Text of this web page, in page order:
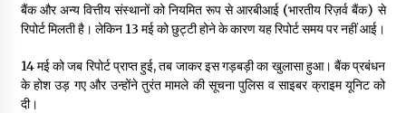
बैंक और अन्य वित्तीय संस्थानों को नियमित रूप से आरबीआई (भारतीय रिज़र्व बैंक) से
रिपोर्ट मिलती है। लेकिन 13 मई को छुट्टी होने के कारण यह रिपोर्ट समय पर नहीं आई।
14 मई को जब रिपोर्ट प्राप्त हुई, तब जाकर इस गड़बड़ी का खुलासा हुआ। बैंक प्रबंधन
के होश उड़ गए और उन्होंने तुरंत मामले की सूचना पुलिस व साइबर क्राइम यूनिट को
दी।